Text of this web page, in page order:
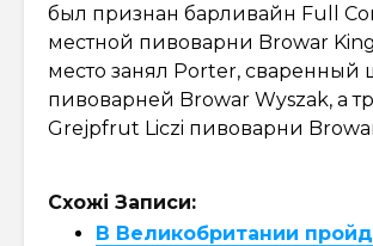
был признан барливайн Full
местной пивоварни Browar
место занял Porter, сваренный
пивоварней Browar Wyszak, а
Grejpfrut Liczi пивоварни
Схожі Записи:
В Великобритании